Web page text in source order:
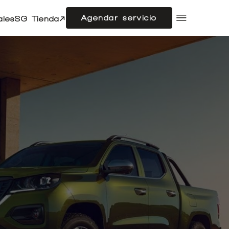
SG Tienda Agendar servicio
tu auto
Noticias